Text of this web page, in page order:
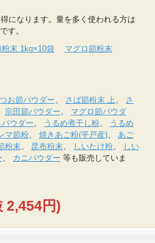
になります。量を多く使われる方は
す。
粉末 1kg×10袋
マグロ節粉末
お節パウダー さば節粉末 上
さ
宗田節パウダー
マグロ節パウダ
ウダー うるめ煮干し粉
うるめ
マ節粉 焼きあご粉(平戸産)
あご
粉末 昆布粉末 しいたけ粉
しい
カニパウダー 等も販売していま
2,454円)